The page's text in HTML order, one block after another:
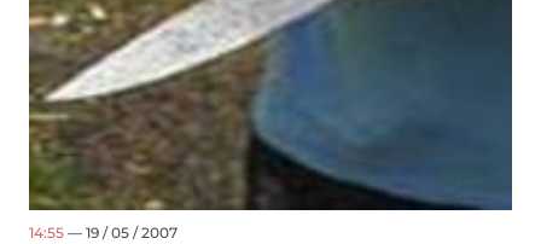
14:55 — 19 / 05 / 2007